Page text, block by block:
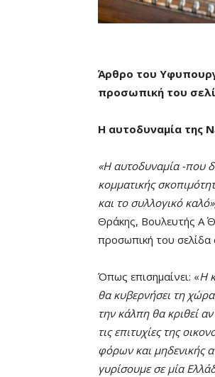
Άρθρο του
προσωπική του
Η αυτοδυναμία της
«Η αυτοδυναμία -που
κομματικής
και το συλλογικό καλό
Θράκης, Βουλευτής Α΄
προσωπική του σελίδα
Όπως επισημαίνει: «Η
θα κυβερνήσει τη
την κάλπη θα κριθεί
τις επιτυχίες της
φόρων και μηδενικής
γυρίσουμε σε μία